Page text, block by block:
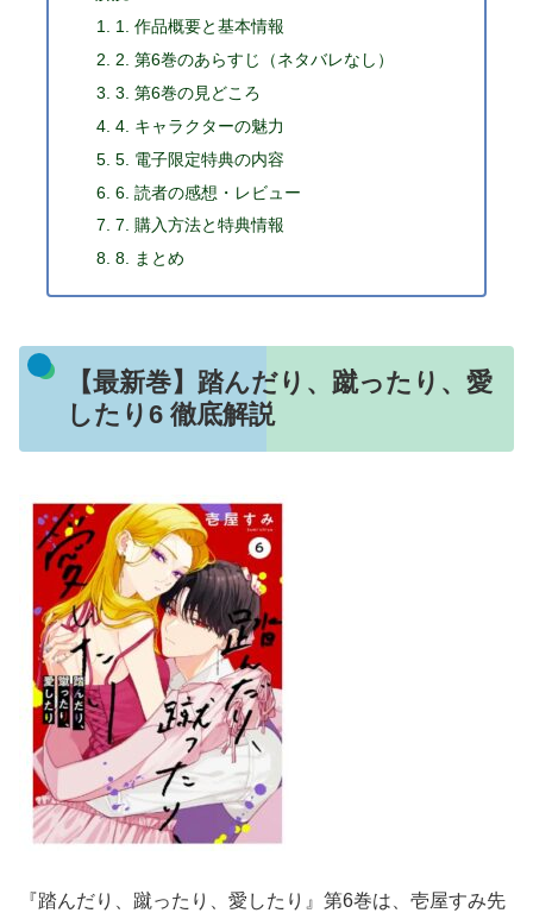
1. 作品概要と基本情報
2. 第6巻のあらすじ（ネタバレなし）
3. 第6巻の見どころ
4. キャラクターの魅力
5. 電子限定特典の内容
6. 読者の感想・レビュー
7. 購入方法と特典情報
8. まとめ
【最新巻】踏んだり、蹴ったり、愛
したり6 徹底解説
『踏んだり、蹴ったり、愛したり』第6巻は、壱屋すみ先